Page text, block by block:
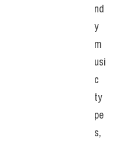
nd
y
m
usi
c
ty
pe
s,